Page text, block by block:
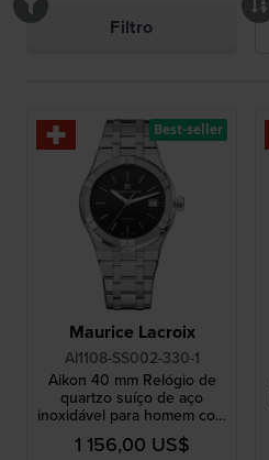
Filtro
Maurice Lacroix
AI1108-SS002-330-1
Aikon 40 mm Relógio de
quartzo suíço de aço
inoxidável para homem com
data
1 156,00 US$
Best-seller